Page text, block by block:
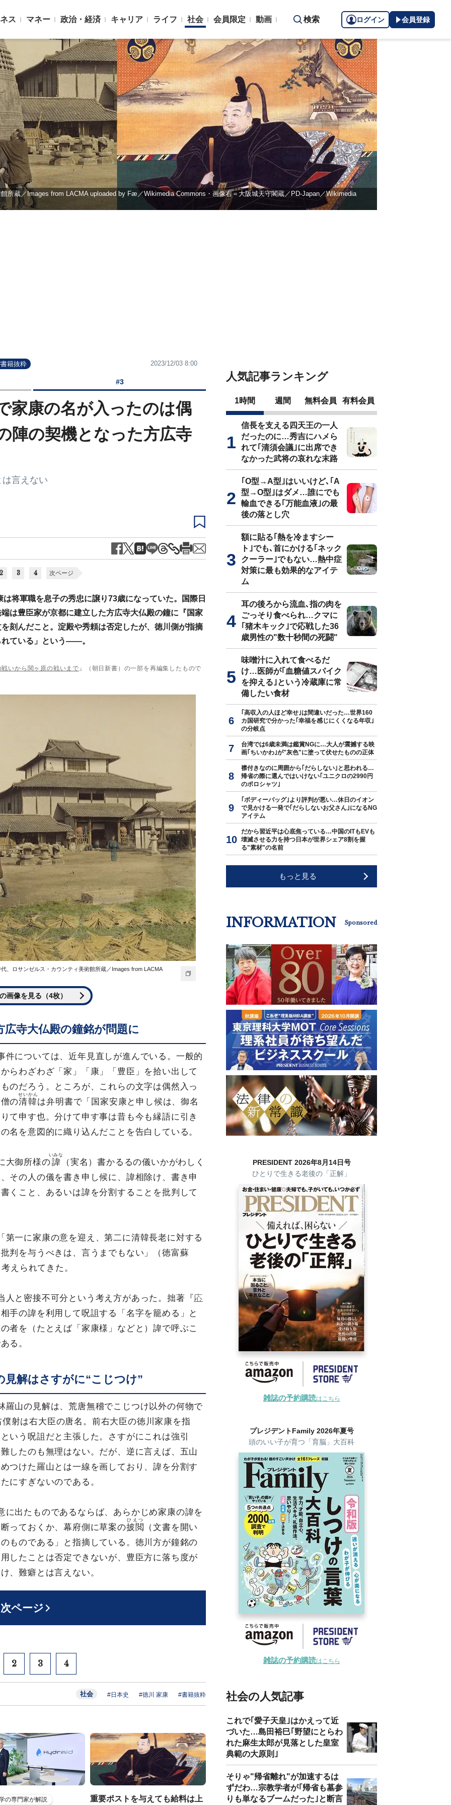
ス マネー 政治・経済 キャリア ライフ 社会 会員限定 動画 検索 ログイン 会員登録
所蔵／Images from LACMA uploaded by Fæ／Wikimedia Commons・画像右＝大阪城天守閣蔵／PD-Japan／Wikimedia
籍抜粋 2023/12/03 8:00
#3
家康の名が入ったのは偶
陣の契機となった方広寺
言えない
3 4 次ページ
将軍職を息子の秀忠に譲り73歳になっていた。国際日
は豊臣家が京都に建立した方広寺大仏殿の鐘に『国家
刻んだこと。淀殿や秀頼は否定したが、徳川側が指摘
れている」という――。
いから関ヶ原の戦いまで 』（朝日新書）の一部を再編集したもので
、ロサンゼルス・カウンティ美術館所蔵／Images from LACMA
画像を見る（4枚）
寺大仏殿の鐘銘が問題に
件については、近年見直しが進んでいる。一般的
らわざわざ「家」「康」「豊臣」を拾い出して
のだろう。ところが、これらの文字は偶然入っ
の清韓
せいかん
は弁明書で「国家安康と申し候は、御名
て申す也。分けて申す事は昔も今も縁語に引き
名を意図的に織り込んだことを告白している。
大御所様の諱
いみな
（実名）書かるるの儀いかがわしく
の人の儀を書き申し候に、諱相除け、書き申
くこと、あるいは諱を分割することを批判して
一に家康の意を迎え、第二に清韓長老に対する
判を与うべきは、言うまでもない」（徳富蘇
えられてきた。
人と密接不可分という考え方があった。拙著『応
手の諱を利用して呪詛する「名字を籠める」と
者を（たとえば「家康様」などと）諱で呼ぶこ
る。
見解はさすがに“こじつけ”
羅山の見解は、荒唐無稽でこじつけ以外の何物で
僕射は右大臣の唐名。前右大臣の徳川家康を指
いう呪詛だと主張した。さすがにこれは強引
したのも無理はない。だが、逆に言えば、五山
つけた羅山とは一線を画しており、諱を分割す
にすぎないのである。
に出たものであるならば、あらかじめ家康の諱を
っておくか、幕府側に草案の披閲
ひえつ
（文書を開い
ものである」と指摘している。徳川方が鐘銘の
したことは否定できないが、豊臣方に落ち度が
、難癖とは言えない。
次ページ
2 3 4
社会 #日本史 #徳川 家康 #書籍抜粋
の専門家が解説 重要ポストを与えても給料は上
人気記事ランキング
1時間 週間 無料会員 有料会員
信長を支える四天王の一人
だったのに…秀吉にハメら
れて｢清須会議｣に出席でき
なかった武将の哀れな末路
｢O型→A型｣はいいけど､｢A
型→O型｣はダメ…誰にでも
輸血できる｢万能血液｣の最
後の落とし穴
額に貼る｢熱を冷ますシー
ト｣でも､首にかける｢ネック
クーラー｣でもない…熱中症
対策に最も効果的なアイテ
ム
耳の後ろから流血､指の肉を
ごっそり食べられ…クマに
｢猪木キック｣で応戦した36
歳男性の"数十秒間の死闘"
味噌汁に入れて食べるだ
け…医師が｢血糖値スパイク
を抑える｣という冷蔵庫に常
備したい食材
｢高収入の人ほど幸せ｣は間違いだった…世界160
カ国研究で分かった｢幸福を感じにくくなる年収｣
の分岐点
台湾では6歳未満は鑑賞NGに…大人が震撼する映
画｢ちいかわ｣が"灰色"に塗って伏せたものの正体
襟付きなのに周囲から｢だらしない｣と思われる…
帰省の際に選んではいけない｢ユニクロの2990円
のポロシャツ｣
｢ボディーバッグ｣より評判が悪い…休日のイオン
で見かける一発で｢だらしないお父さん｣になるNG
アイテム
だから習近平は心底焦っている…中国のITもEVも
壊滅させる力を持つ日本が世界シェア8割を握
る"素材"の名前
もっと見る
INFORMATION Sponsored
PRESIDENT 2026年8月14日号
ひとりで生きる老後の「正解」
雑誌の予約購読はこちら
プレジデントFamily 2026年夏号
頭のいい子が育つ「育脳」大百科
雑誌の予約購読はこちら
社会の人気記事
これで｢愛子天皇｣はかえって近
づいた…島田裕巳｢野望にとらわ
れた麻生太郎が見落とした皇室
典範の大原則｣
そりゃ"帰省離れ"が加速するは
ずだわ…宗教学者が｢帰省も墓参
りも単なるブームだった｣と断言